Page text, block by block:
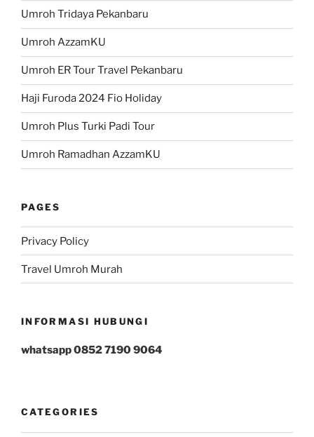
Umroh Tridaya Pekanbaru
Umroh AzzamKU
Umroh ER Tour Travel Pekanbaru
Haji Furoda 2024 Fio Holiday
Umroh Plus Turki Padi Tour
Umroh Ramadhan AzzamKU
PAGES
Privacy Policy
Travel Umroh Murah
INFORMASI HUBUNGI
whatsapp 0852 7190 9064
CATEGORIES